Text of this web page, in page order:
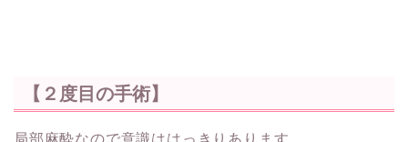
【２度目の手術】